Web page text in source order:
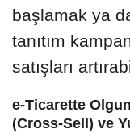
başlamak ya
tanıtım
satışları
e-Ticarette
(Cross-Sell) ve